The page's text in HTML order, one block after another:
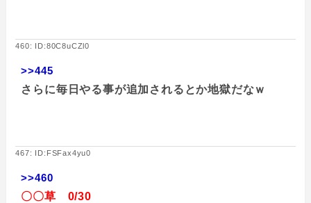
460: ID:80C8uCZl0
>>445
さらに毎日やる事が追加されるとか地獄だなｗ
467: ID:FSFax4yu0
>>460
〇〇草 0/30